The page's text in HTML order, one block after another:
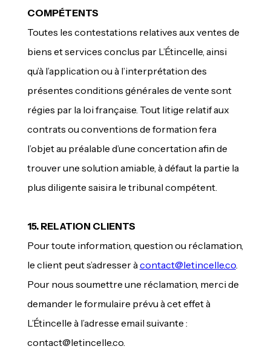
COMPÉTENTS
Toutes les contestations relatives aux ventes de
biens et services conclus par L’Étincelle, ainsi
qu’à l’application ou à l’interprétation des
présentes conditions générales de vente sont
régies par la loi française. Tout litige relatif aux
contrats ou conventions de formation fera
l’objet au préalable d’une concertation afin de
trouver une solution amiable, à défaut la partie la
plus diligente saisira le tribunal compétent.
15. RELATION CLIENTS
Pour toute information, question ou réclamation,
le client peut s’adresser àcontact@letincelle.co.
Pour nous soumettre une réclamation, merci de
demander le formulaire prévu à cet effet à
L’Étincelle à l’adresse email suivante :
contact@letincelle.co.